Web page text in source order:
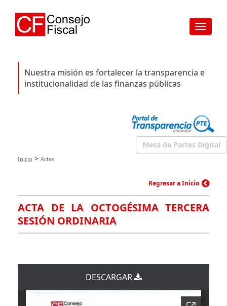
Toggle
Nuestra misión es fortalecer la transparencia e
institucionalidad de las finanzas públicas
Mesa de Partes Digital
Inicio > Actas
Regresar a Inicio
ACTA DE LA OCTOGÉSIMA TERCERA
SESIÓN ORDINARIA
DESCARGAR